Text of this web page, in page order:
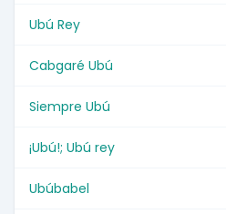
Ubú Rey
Cabgaré Ubú
Siempre Ubú
¡Ubú!; Ubú rey
Ubúbabel